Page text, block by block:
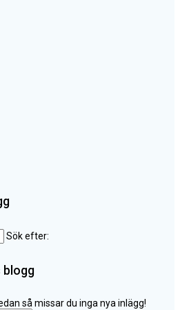
Sök efter:
blogg
så missar du inga nya inlägg!